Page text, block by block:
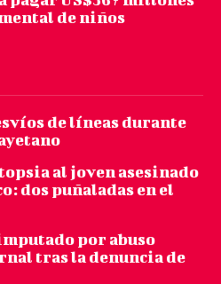
de niños
de líneas durante
al joven asesinado
dos puñaladas en el
por abuso
tras la denuncia de